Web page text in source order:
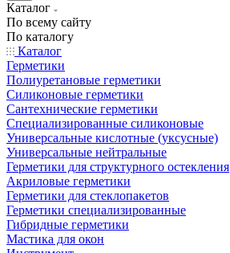
Каталог
По всему сайту
По каталогу
Каталог
Герметики
Полиуретановые герметики
Силиконовые герметики
Сантехнические герметики
Специализированные силиконовые
Универсальные кислотные (уксусные)
Универсальные нейтральные
Герметики для структурного остекления
Акриловые герметики
Герметики для стеклопакетов
Герметики специализированные
Гибридные герметики
Мастика для окон